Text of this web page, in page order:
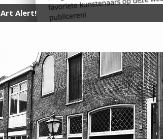
Art Alert!